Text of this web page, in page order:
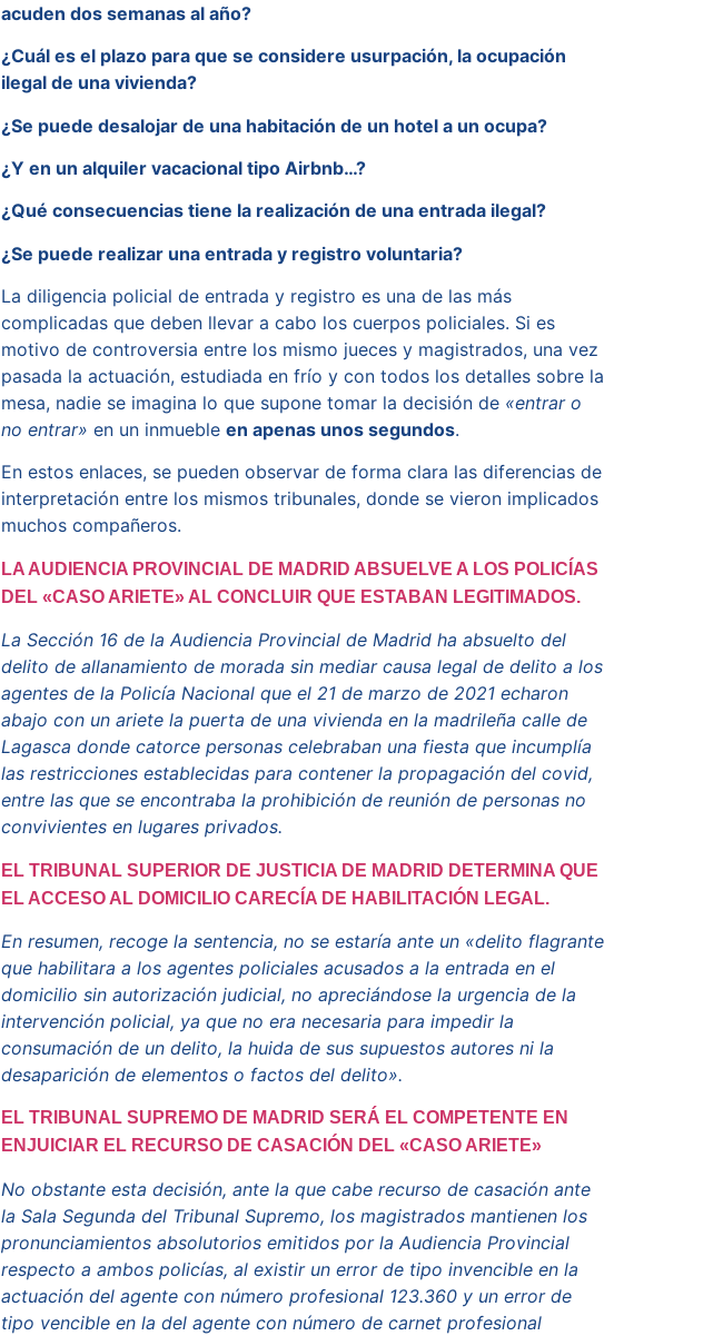
acuden dos semanas al año?
¿Cuál es el plazo para que se considere usurpación, la ocupación
ilegal de una vivienda?
¿Se puede desalojar de una habitación de un hotel a un ocupa?
¿Y en un alquiler vacacional tipo Airbnb…?
¿Qué consecuencias tiene la realización de una entrada ilegal?
¿Se puede realizar una entrada y registro voluntaria?
La diligencia policial de entrada y registro es una de las más
complicadas que deben llevar a cabo los cuerpos policiales. Si es
motivo de controversia entre los mismo jueces y magistrados, una vez
pasada la actuación, estudiada en frío y con todos los detalles sobre la
mesa, nadie se imagina lo que supone tomar la decisión de «entrar o
no entrar» en un inmueble en apenas unos segundos.
En estos enlaces, se pueden observar de forma clara las diferencias de
interpretación entre los mismos tribunales, donde se vieron implicados
muchos compañeros.
LA AUDIENCIA PROVINCIAL DE MADRID ABSUELVE A LOS POLICÍAS
DEL «CASO ARIETE» AL CONCLUIR QUE ESTABAN LEGITIMADOS.
La Sección 16 de la Audiencia Provincial de Madrid ha absuelto del
delito de allanamiento de morada sin mediar causa legal de delito a los
agentes de la Policía Nacional que el 21 de marzo de 2021 echaron
abajo con un ariete la puerta de una vivienda en la madrileña calle de
Lagasca donde catorce personas celebraban una fiesta que incumplía
las restricciones establecidas para contener la propagación del covid,
entre las que se encontraba la prohibición de reunión de personas no
convivientes en lugares privados.
EL TRIBUNAL SUPERIOR DE JUSTICIA DE MADRID DETERMINA QUE
EL ACCESO AL DOMICILIO CARECÍA DE HABILITACIÓN LEGAL.
En resumen, recoge la sentencia, no se estaría ante un «delito flagrante
que habilitara a los agentes policiales acusados a la entrada en el
domicilio sin autorización judicial, no apreciándose la urgencia de la
intervención policial, ya que no era necesaria para impedir la
consumación de un delito, la huida de sus supuestos autores ni la
desaparición de elementos o factos del delito».
EL TRIBUNAL SUPREMO DE MADRID SERÁ EL COMPETENTE EN
ENJUICIAR EL RECURSO DE CASACIÓN DEL «CASO ARIETE»
No obstante esta decisión, ante la que cabe recurso de casación ante
la Sala Segunda del Tribunal Supremo, los magistrados mantienen los
pronunciamientos absolutorios emitidos por la Audiencia Provincial
respecto a ambos policías, al existir un error de tipo invencible en la
actuación del agente con número profesional 123.360 y un error de
tipo vencible en la del agente con número de carnet profesional